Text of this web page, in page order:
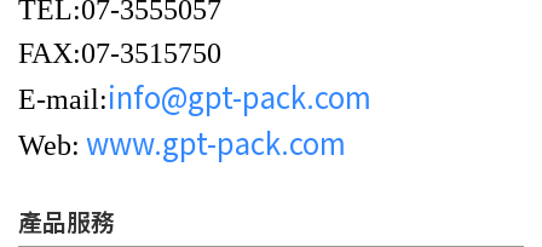
TEL:07-3555057
FAX:07-3515750
E-mail:info@gpt-pack.com
Web: www.gpt-pack.com
產品服務